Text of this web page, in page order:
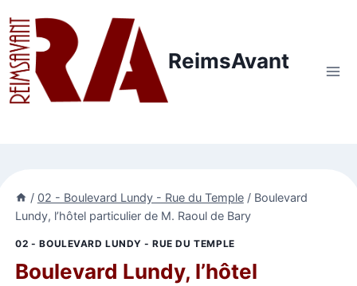
au
contenu
ReimsAvant
/ 02 - Boulevard Lundy - Rue du Temple / Boulevard
Lundy, l’hôtel particulier de M. Raoul de Bary
02 - BOULEVARD LUNDY - RUE DU TEMPLE
Boulevard Lundy, l’hôtel